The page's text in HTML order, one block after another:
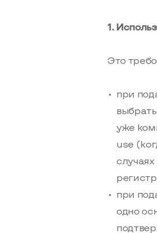
1.
Это
при
уже
use
при
одно